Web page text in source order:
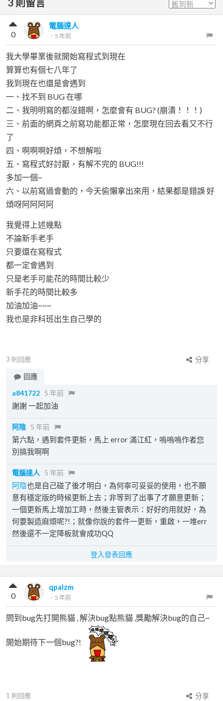
3 則留言
電腦達人
． 5 年前
0
我大學畢業後就開始寫程式到現在
算算也有個七八年了
我到現在也還是會遇到
一、找不到 BUG 在哪
二、我明明寫的都沒錯啊，怎麼會有 BUG? (崩潰！！！)
三、前面的網頁之前寫功能都正常，怎麼現在回去看又不行
了
四、啊啊啊好煩，不想解啦
五、寫程式好討厭，有解不完的 BUG!!!
多加一個~
六、以前寫過會動的，今天偷懶拿出來用，結果都是錯誤 好
煩呀阿阿阿阿
我覺得上述幾點
不論新手老手
只要還在寫程式
都一定會遇到
只是老手可能花的時間比較少
新手花的時間比較多
加油加油~~~
我也是非科班出生自己學的
3 則回應
分享
回應
a841722 5 年前
謝謝 一起加油
阿陰 5 年前
第六點，遇到套件更新，馬上 error 滿江紅，嗚嗚嗚作者您
別搞我啊啊
電腦達人 5 年前
阿陰也是自己碰了後才明白，為何寧可妥妥的使用，也不願
意有穩定版的時候更新上去；非等到了出事了才願意更新；
一個更新馬上增加工時，然後主管表示：好好的用就好，為
何要製造麻煩呢?!；就像你說的套件一更新，重啟，一堆err
然後還不一定降板就會成功QQ
登入發表回應
qpalzm
． 5 年前
0
問到bug先打開熊貓 , 解決bug點熊貓 ,獎勵解決bug的自己~
開始期待下一個bug?!
1 則回應
分享